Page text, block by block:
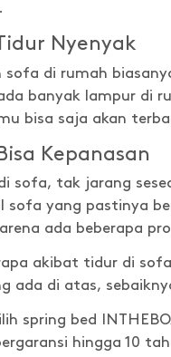
Nyenyak
sofa di rumah
banyak lampur di
bisa saja akan
Kepanasan
sofa, tak jarang
sofa yang pastinya
ada beberapa
akibat tidur di
ada di atas,
spring bed
hingga 10